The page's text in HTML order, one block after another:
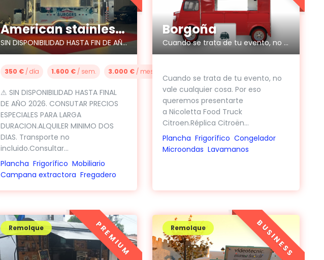
American stainless steel Trailer
SIN DISPONIBILIDAD HASTA FIN DE AÑO
350 €/ día 1.600 €/ sem. 3.000 €/ mes
⚠ SIN DISPONIBILIDAD HASTA FINAL
DE AÑO 2026. CONSUTAR PRECIOS
ESPECIALES PARA LARGA
DURACION.ALQUILER MINIMO DOS
DIAS. Transporte no
incluido.Consultar...
Plancha Frigorífico Mobiliario
Campana extractora Fregadero
Borgoña
Cuando se trata de tu evento, no vale cualquier cosa
Cuando se trata de tu evento, no
vale cualquier cosa. Por eso
queremos presentarte
a Nicoletta Food Truck
Citroen.Réplica Citroën...
Plancha Frigorífico Congelador
Microondas Lavamanos
Remolque PREMIUM Remolque BUSINESS